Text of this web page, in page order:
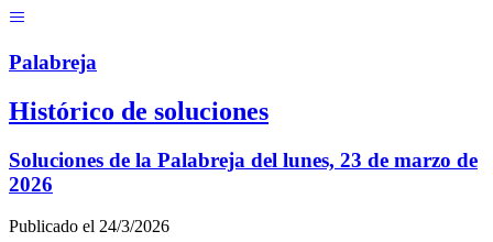
Palabreja
Histórico de soluciones
Soluciones de la Palabreja del lunes, 23 de marzo de
2026
Publicado el 24/3/2026